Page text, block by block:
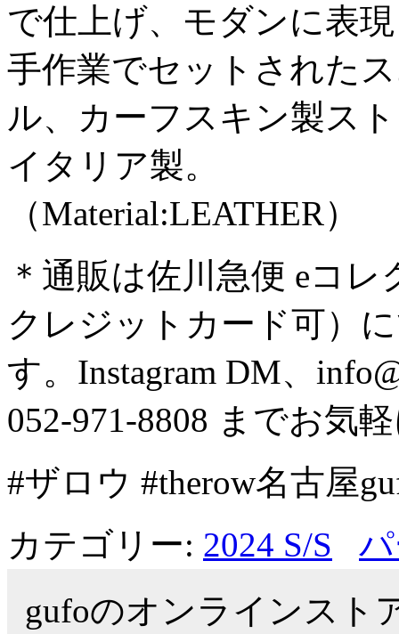
で仕上げ、モダンに表
手作業でセットされた
ル、カーフスキン製ス
イタリア製。
（Material:LEATHER）
＊通販は佐川急便 eコ
クレジットカード可）
す。Instagram DM、
052-971-8808 までお気
#ザロウ #therow名古屋
カテゴリー: 2024 S/S
gufoのオンラインスト